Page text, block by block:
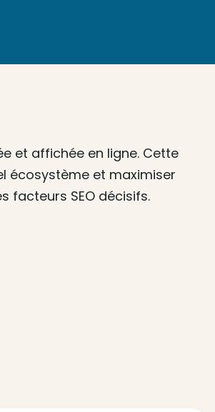
et affichée en ligne. Cette
écosystème et maximiser
facteurs SEO décisifs.